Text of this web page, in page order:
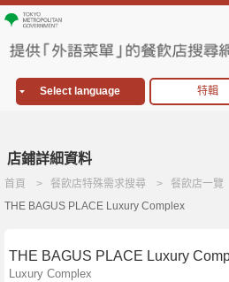
Select language 特輯
店鋪詳細資料
首頁 餐飲店特殊需求搜尋
餐飲店一覽
THE BAGUS PLACE Luxury Complex
THE BAGUS PLACE Luxury
Luxury Complex